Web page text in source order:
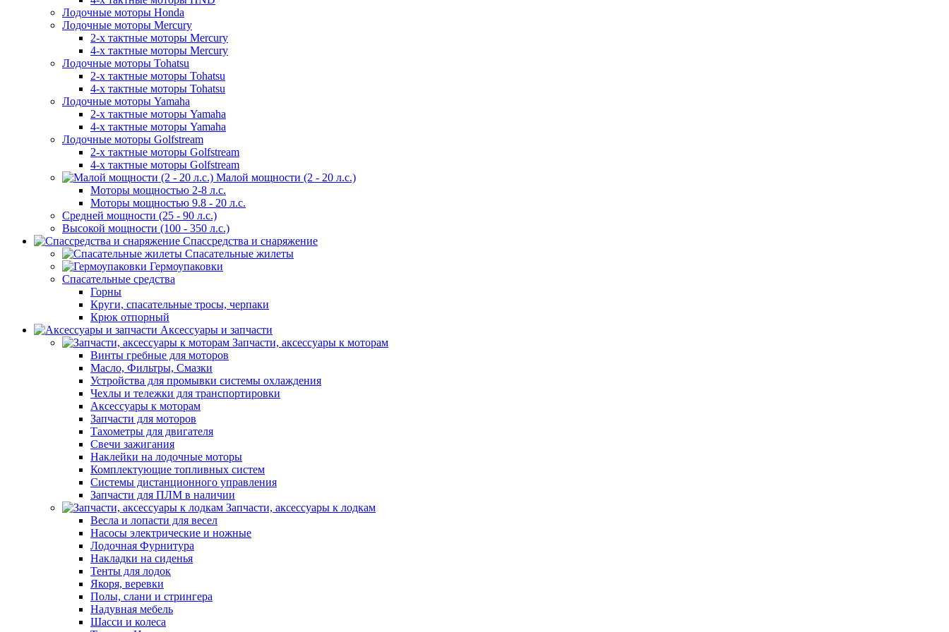
Лодочные моторы Honda
Лодочные моторы Mercury
2-х тактные моторы Mercury
4-х тактные моторы Mercury
Лодочные моторы Tohatsu
2-х тактные моторы Tohatsu
4-х тактные моторы Tohatsu
Лодочные моторы Yamaha
2-х тактные моторы Yamaha
4-х тактные моторы Yamaha
Лодочные моторы Golfstream
2-х тактные моторы Golfstream
4-х тактные моторы Golfstream
Малой мощности (2 - 20 л.с.)
Моторы мощностью 2-8 л.с.
Моторы мощностью 9.8 - 20 л.с.
Средней мощности (25 - 90 л.с.)
Высокой мощности (100 - 350 л.с.)
Спассредства и снаряжение
Спасательные жилеты
Гермоупаковки
Спасательные средства
Горны
Круги, спасательные тросы, черпаки
Крюк отпорный
Аксессуары и запчасти
Запчасти, аксессуары к моторам
Винты гребные для моторов
Масло, Фильтры, Смазки
Устройства для промывки системы охлаждения
Чехлы и тележки для транспортировки
Аксессуары к моторам
Запчасти для моторов
Тахометры для двигателя
Свечи зажигания
Наклейки на лодочные моторы
Комплектующие топливных систем
Системы дистанционного управления
Запчасти для ПЛМ в наличии
Запчасти, аксессуары к лодкам
Весла и лопасти для весел
Насосы электрические и ножные
Лодочная Фурнитура
Накладки на сиденья
Тенты для лодок
Якоря, веревки
Полы, слани и стрингера
Надувная мебель
Шасси и колеса